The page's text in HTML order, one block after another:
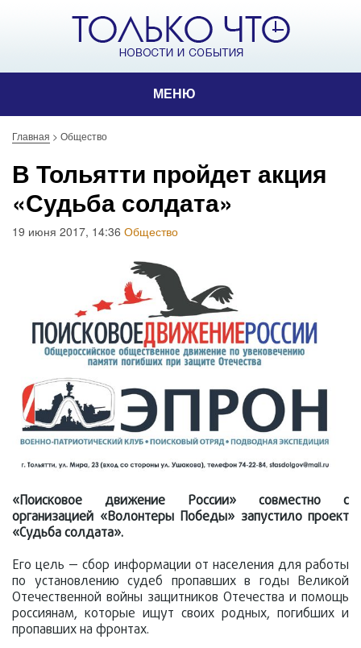
МЕНЮ
Главная > Общество
В Тольятти пройдет акция
«Судьба солдата»
19 июня 2017, 14:36 Общество
«Поисковое движение России» совместно с
организацией «Волонтеры Победы» запустило проект
«Судьба солдата».
Его цель — сбор информации от населения для работы
по установлению судеб пропавших в годы Великой
Отечественной войны защитников Отечества и помощь
россиянам, которые ищут своих родных, погибших и
пропавших на фронтах.